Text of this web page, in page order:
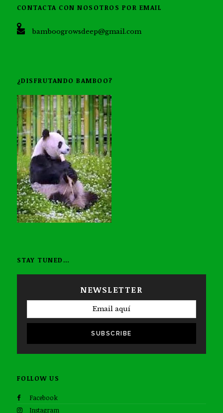
CONTACTA CON NOSOTROS POR EMAIL
bamboogrowsdeep@gmail.com
¿DISFRUTANDO BAMBOO?
STAY TUNED…
NEWSLETTER
SUBSCRIBE
FOLLOW US
Facebook
Instagram